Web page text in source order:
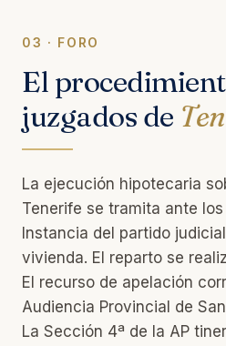
03 · FORO
El
juzgados de
La ejecución hipotecaria
Tenerife se tramita ante
Instancia del partido
vivienda. El reparto se
El recurso de apelación
Audiencia Provincial de
La Sección 4ª de la AP